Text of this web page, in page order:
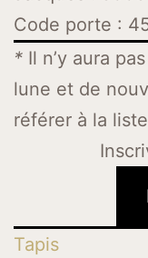
Code porte :
* Il n’y aura
lune et de
référer à la
Tapis